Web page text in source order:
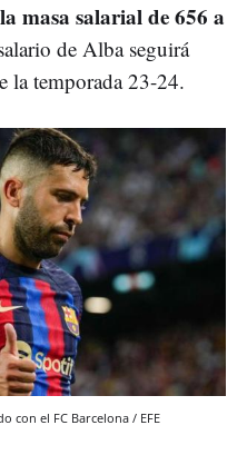
masa salarial de 656 a
de Alba seguirá
la temporada 23-24.
con el FC Barcelona / EFE